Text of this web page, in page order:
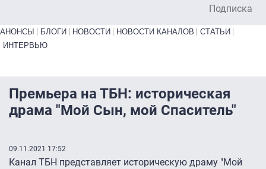
Подписка
Primary links bottom
АНОНСЫ БЛОГИ НОВОСТИ НОВОСТИ КАНАЛОВ
СТАТЬИ
ИНТЕРВЬЮ
Премьера на ТБН: историческая
драма "Мой Сын, мой Спаситель"
09.11.2021 17:52
Канал ТБН представляет историческую драму "Мой